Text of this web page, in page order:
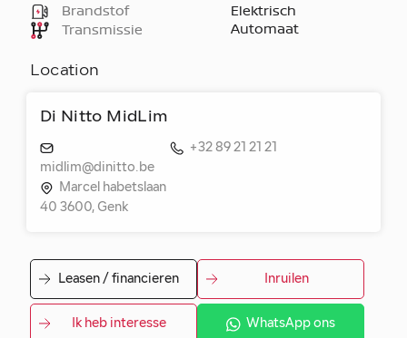
Brandstof
Elektrisch
Transmissie
Automaat
Location
Di Nitto MidLim
midlim@dinitto.be
+32 89 21 21 21
Marcel habetslaan
40 3600, Genk
Leasen / financieren Inruilen
Ik heb interesse WhatsApp ons